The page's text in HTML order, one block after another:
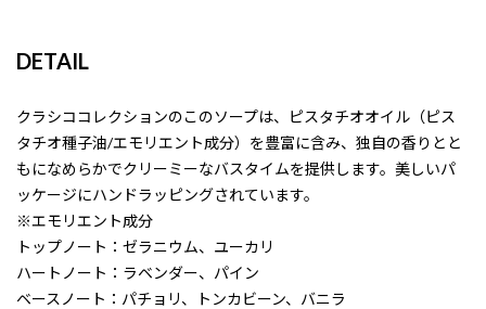
DETAIL
クラシココレクションのこのソープは、ピスタチオオイル（ピス
タチオ種子油/エモリエント成分）を豊富に含み、独自の香りとと
もになめらかでクリーミーなバスタイムを提供します。美しいパ
ッケージにハンドラッピングされています。
※エモリエント成分
トップノート：ゼラニウム、ユーカリ
ハートノート：ラベンダー、パイン
ベースノート：パチョリ、トンカビーン、バニラ